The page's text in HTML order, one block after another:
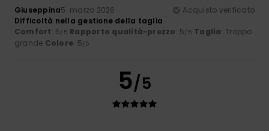
Giuseppina5. marzo 2026
Acquisto verificato
Difficoltà nella gestione della taglia
Comfort: 5/5 Rapporto qualità-prezzo: 5/5 Taglia: Troppo
grande Colore: 5/5
5/5